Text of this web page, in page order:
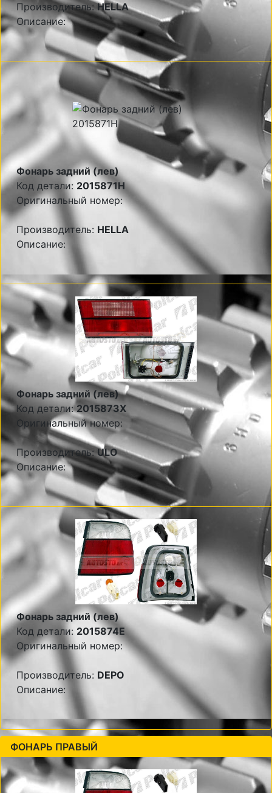
Производитель:HELLA
Описание:
Фонарь задний (лев)
Код детали: 2015871H
Оригинальный номер:
Производитель: HELLA
Описание:
Фонарь задний (лев)
Код детали:2015873X
Оригинальный номер:
Производитель:ULO
Описание:
Фонарь задний (лев)
Код детали: 2015874E
Оригинальный номер:
Производитель: DEPO
Описание:
ФОНАРЬ ПРАВЫЙ